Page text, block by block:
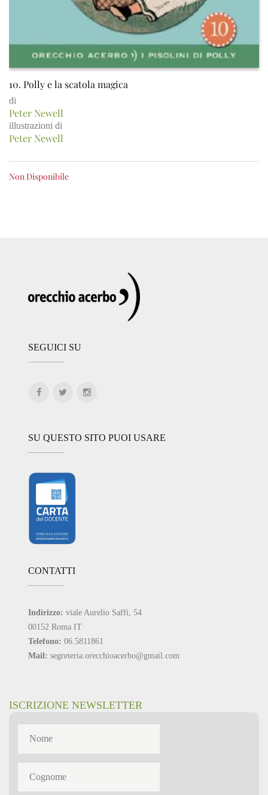
10. Polly e la scatola magica
di
Peter Newell
illustrazioni di
Peter Newell
Non Disponibile
SEGUICI SU
SU QUESTO SITO PUOI USARE
CONTATTI
Indirizzo: viale Aurelio Saffi, 54
00152 Roma IT
Telefono: 06.5811861
Mail: segreteria.orecchioacerbo@gmail.com
ISCRIZIONE NEWSLETTER